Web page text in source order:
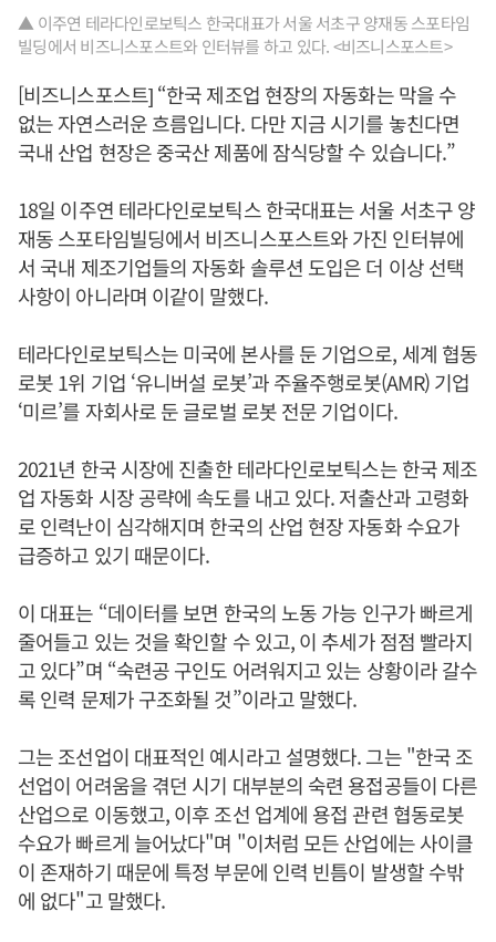
▲ 이주연 테라다인로보틱스 한국대표가 서울 서초구 양재동 스포타임
빌딩에서 비즈니스포스트와 인터뷰를 하고 있다. <비즈니스포스트>
[비즈니스포스트] “한국 제조업 현장의 자동화는 막을 수
없는 자연스러운 흐름입니다. 다만 지금 시기를 놓친다면
국내 산업 현장은 중국산 제품에 잠식당할 수 있습니다.”
18일 이주연 테라다인로보틱스 한국대표는 서울 서초구 양
재동 스포타임빌딩에서 비즈니스포스트와 가진 인터뷰에
서 국내 제조기업들의 자동화 솔루션 도입은 더 이상 선택
사항이 아니라며 이같이 말했다.
테라다인로보틱스는 미국에 본사를 둔 기업으로, 세계 협동
로봇 1위 기업 ‘유니버설 로봇’과 주율주행로봇(AMR) 기업
‘미르’를 자회사로 둔 글로벌 로봇 전문 기업이다.
2021년 한국 시장에 진출한 테라다인로보틱스는 한국 제조
업 자동화 시장 공략에 속도를 내고 있다. 저출산과 고령화
로 인력난이 심각해지며 한국의 산업 현장 자동화 수요가
급증하고 있기 때문이다.
이 대표는 “데이터를 보면 한국의 노동 가능 인구가 빠르게
줄어들고 있는 것을 확인할 수 있고, 이 추세가 점점 빨라지
고 있다”며 “숙련공 구인도 어려워지고 있는 상황이라 갈수
록 인력 문제가 구조화될 것”이라고 말했다.
그는 조선업이 대표적인 예시라고 설명했다. 그는 "한국 조
선업이 어려움을 겪던 시기 대부분의 숙련 용접공들이 다른
산업으로 이동했고, 이후 조선 업계에 용접 관련 협동로봇
수요가 빠르게 늘어났다"며 "이처럼 모든 산업에는 사이클
이 존재하기 때문에 특정 부문에 인력 빈틈이 발생할 수밖
에 없다"고 말했다.